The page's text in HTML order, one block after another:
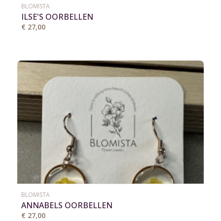
BLOMISTA
ILSE'S OORBELLEN
€ 27,00
BLOMISTA
ANNABELS OORBELLEN
€ 27,00